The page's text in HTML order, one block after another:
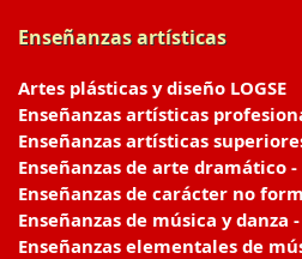
Enseñanzas artísticas
Artes plásticas y diseño LOGSE
Enseñanzas artísticas
Enseñanzas artísticas
Enseñanzas de arte dramático -
Enseñanzas de carácter no
Enseñanzas de música y danza -
Enseñanzas elementales de